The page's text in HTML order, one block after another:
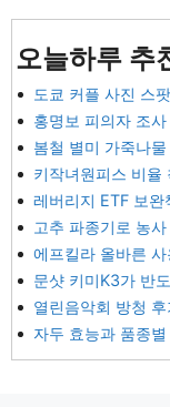
오늘하루 추
도쿄 커플 사진 스
홍명보 피의자 조
봄철 별미 가죽나
키작녀원피스 비율
레버리지 ETF 보
고추 파종기로 농
에프킬라 올바른
문샷 키미K3가 반
열린음악회 방청
자두 효능과 품종